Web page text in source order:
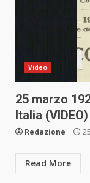
Video
25 marzo
Italia (VIDEO)
Redazione
Read More